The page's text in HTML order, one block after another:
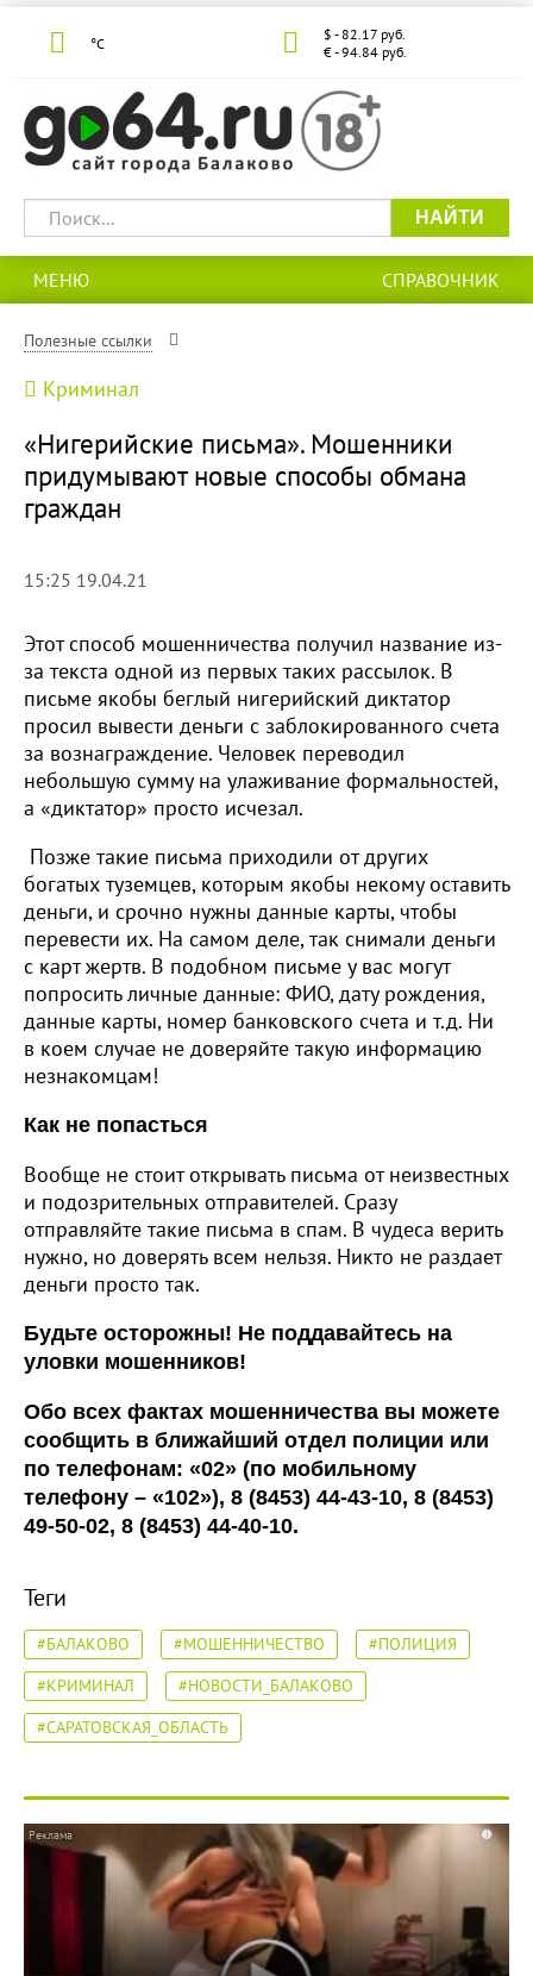
°С
$ - 82.17 руб.
€ - 94.84 руб.
НАЙТИ
МЕНЮ СПРАВОЧНИК
Полезные ссылки
Криминал
«Нигерийские письма». Мошенники
придумывают новые способы обмана
граждан
15:25 19.04.21
Этот способ мошенничества получил название из-
за текста одной из первых таких рассылок. В
письме якобы беглый нигерийский диктатор
просил вывести деньги с заблокированного счета
за вознаграждение. Человек переводил
небольшую сумму на улаживание формальностей,
а «диктатор» просто исчезал.
Позже такие письма приходили от других
богатых туземцев, которым якобы некому оставить
деньги, и срочно нужны данные карты, чтобы
перевести их. На самом деле, так снимали деньги
с карт жертв. В подобном письме у вас могут
попросить личные данные: ФИО, дату рождения,
данные карты, номер банковского счета и т.д. Ни
в коем случае не доверяйте такую информацию
незнакомцам!
Как не попасться
Вообще не стоит открывать письма от неизвестных
и подозрительных отправителей. Сразу
отправляйте такие письма в спам. В чудеса верить
нужно, но доверять всем нельзя. Никто не раздает
деньги просто так.
Будьте осторожны! Не поддавайтесь на
уловки мошенников!
Обо всех фактах мошенничества вы можете
сообщить в ближайший отдел полиции или
по телефонам: «02» (по мобильному
телефону – «102»), 8 (8453) 44-43-10, 8 (8453)
49-50-02, 8 (8453) 44-40-10.
Теги
#БАЛАКОВО #МОШЕННИЧЕСТВО
#ПОЛИЦИЯ
#КРИМИНАЛ
#НОВОСТИ_БАЛАКОВО
#САРАТОВСКАЯ_ОБЛАСТЬ
i